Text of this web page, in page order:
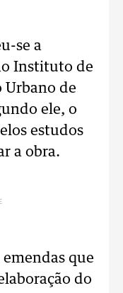
se a
Instituto de
Urbano de
ele, o
estudos
a obra.
que
do